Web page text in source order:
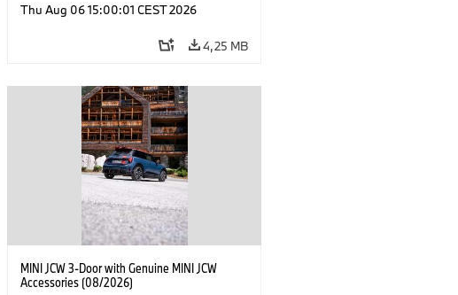
Προαιρετικός εξοπλισμός, αξεσουάρ
Thu Aug 06 15:00:01 CEST 2026
4,25 MB
MINI JCW 3-Door with Genuine MINI JCW
Accessories (08/2026)